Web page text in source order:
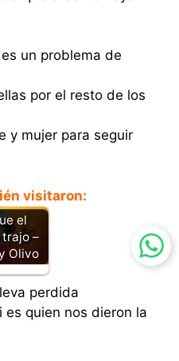
un problema de
por el resto de los
y mujer para seguir
visitaron:
el
–
Olivo
perdida
es quien nos dieron la